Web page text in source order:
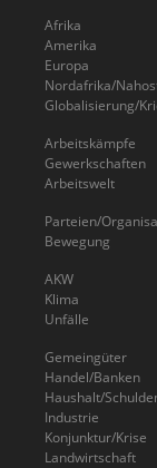
Afrika
Amerika
Europa
Nordafrika/
Globalisierung/
Arbeitskämpfe
Gewerkschaften
Arbeitswelt
Parteien/
Bewegung
AKW
Klima
Unfälle
Gemeingüter
Handel/Banken
Haushalt/
Industrie
Konjunktur/Krise
Landwirtschaft